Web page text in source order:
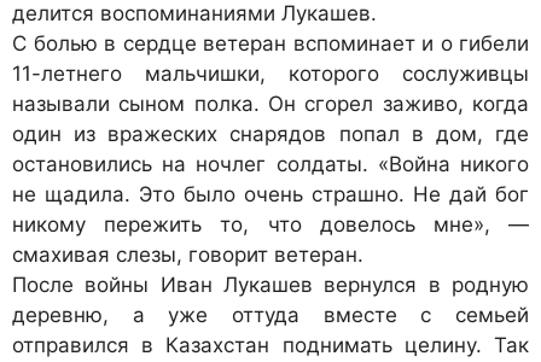
делится воспоминаниями Лукашев.
С болью в сердце ветеран вспоминает и о гибели
11-летнего мальчишки, которого сослуживцы
называли сыном полка. Он сгорел заживо, когда
один из вражеских снарядов попал в дом, где
остановились на ночлег солдаты. «Война никого
не щадила. Это было очень страшно. Не дай бог
никому пережить то, что довелось мне», —
смахивая слезы, говорит ветеран.
После войны Иван Лукашев вернулся в родную
деревню, а уже оттуда вместе с семьей
отправился в Казахстан поднимать целину. Так